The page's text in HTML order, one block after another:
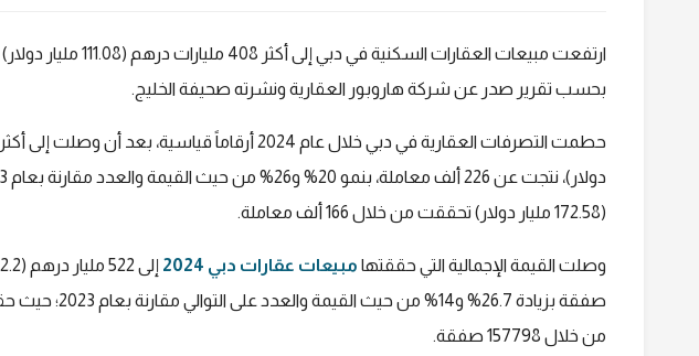
بحسب تقرير صدر عن شركة هاروبور العقارية ونشرته صحيفة الخليج.
(172.58 مليار دولار) تحققت من خلال 166 ألف معاملة.
وصلت القيمة الإجمالية التي حققتها مبيعات عقارات دبي 2024
من خلال 157798 صفقة.